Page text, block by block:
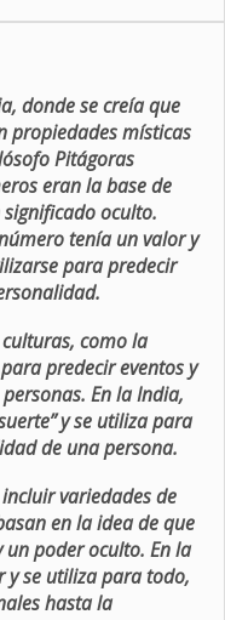
donde se creía que
propiedades místicas
Pitágoras
eran la base de
oculto.
tenía un valor y
para predecir
como la
predecir eventos y
En la India,
y se utiliza para
de una persona.
variedades de
en la idea de que
poder oculto. En la
se utiliza para todo,
hasta la